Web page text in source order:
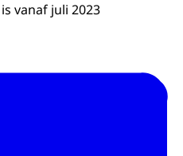
vanaf juli 2023